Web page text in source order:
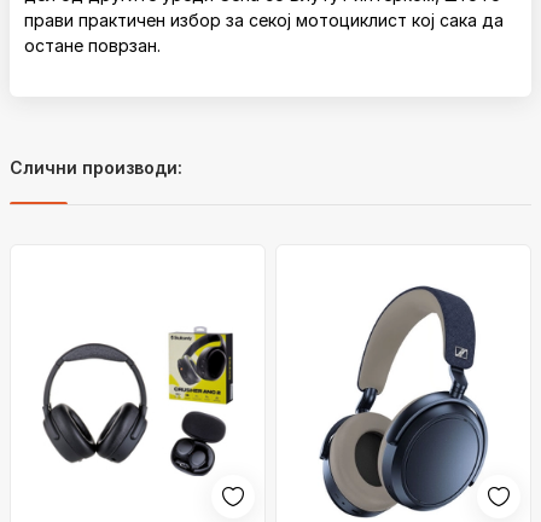
прави практичен избор за секој мотоциклист кој сака да
остане поврзан.
Слични производи: